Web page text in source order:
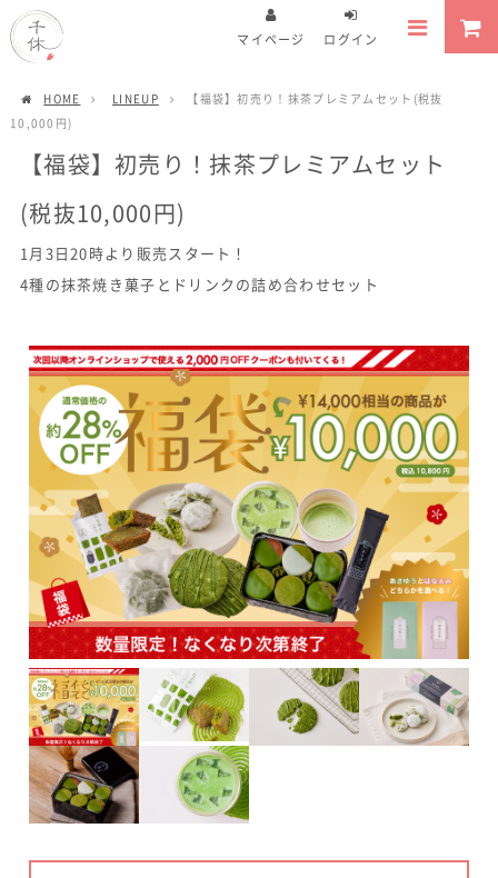
ログイン
マイページ
HOME LINEUP
【福袋】初売り！抹茶プレミアムセット(税抜
10,000円)
【福袋】初売り！抹茶プレミアムセット
(税抜10,000円)
1月3日20時より販売スタート！
4種の抹茶焼き菓子とドリンクの詰め合わせセット